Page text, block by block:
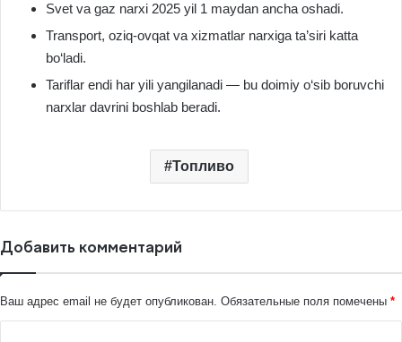
Svet va gaz narxi 2025 yil 1 maydan ancha oshadi.
Transport, oziq-ovqat va xizmatlar narxiga ta’siri katta
bo‘ladi.
Tariflar endi har yili yangilanadi — bu doimiy o‘sib boruvchi
narxlar davrini boshlab beradi.
Топливо
Добавить комментарий
Ваш адрес email не будет опубликован. Обязательные поля помечены *